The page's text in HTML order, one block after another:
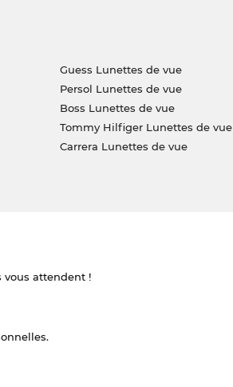
Guess Lunettes de vue
Persol Lunettes de vue
Boss Lunettes de vue
Tommy Hilfiger Lunettes de vue
Carrera Lunettes de vue
vous attendent !